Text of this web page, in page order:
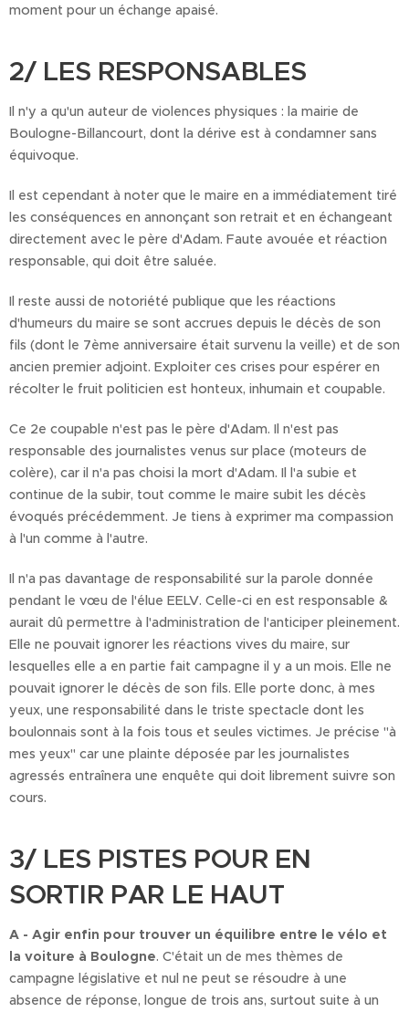
moment pour un échange apaisé.
2/ LES RESPONSABLES
Il n'y a qu'un auteur de violences physiques : la mairie de
Boulogne-Billancourt, dont la dérive est à condamner sans
équivoque.
Il est cependant à noter que le maire en a immédiatement tiré
les conséquences en annonçant son retrait et en échangeant
directement avec le père d'Adam. Faute avouée et réaction
responsable, qui doit être saluée.
Il reste aussi de notoriété publique que les réactions
d'humeurs du maire se sont accrues depuis le décès de son
fils (dont le 7ème anniversaire était survenu la veille) et de son
ancien premier adjoint. Exploiter ces crises pour espérer en
récolter le fruit politicien est honteux, inhumain et coupable.
Ce 2e coupable n'est pas le père d'Adam. Il n'est pas
responsable des journalistes venus sur place (moteurs de
colère), car il n'a pas choisi la mort d'Adam. Il l'a subie et
continue de la subir, tout comme le maire subit les décès
évoqués précédemment. Je tiens à exprimer ma compassion
à l'un comme à l'autre.
Il n'a pas davantage de responsabilité sur la parole donnée
pendant le vœu de l'élue EELV. Celle-ci en est responsable &
aurait dû permettre à l'administration de l'anticiper pleinement.
Elle ne pouvait ignorer les réactions vives du maire, sur
lesquelles elle a en partie fait campagne il y a un mois. Elle ne
pouvait ignorer le décès de son fils. Elle porte donc, à mes
yeux, une responsabilité dans le triste spectacle dont les
boulonnais sont à la fois tous et seules victimes. Je précise "à
mes yeux" car une plainte déposée par les journalistes
agressés entraînera une enquête qui doit librement suivre son
cours.
3/ LES PISTES POUR EN
SORTIR PAR LE HAUT
A - Agir enfin pour trouver un équilibre entre le vélo et
la voiture à Boulogne. C'était un de mes thèmes de
campagne législative et nul ne peut se résoudre à une
absence de réponse, longue de trois ans, surtout suite à un